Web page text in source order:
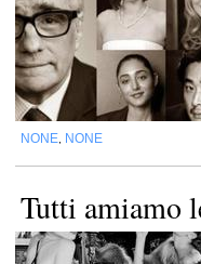
NONE NONE
Tutti amiamo